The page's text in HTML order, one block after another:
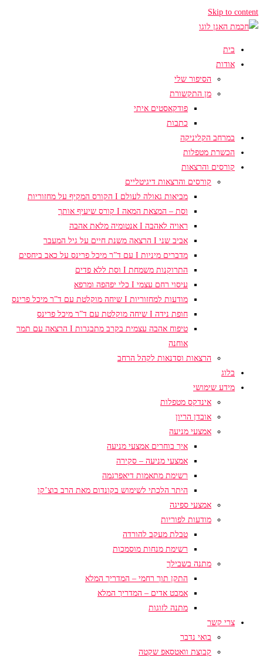
Skip to content
בית
אודות
הסיפור שלי
מן התקשורת
פודקאסטים איתי
כתבות
במרחב הקליניקה
הכשרת מטפלות
קורסים והרצאות
קורסים והרצאות דיגיטליים
מביאות גאולה לעולם I הקורס המקיף על מחזוריות
וסת – המצאת המאה I קורס שיעיף אותך
ראויה לאהבה I אנטומיה מלאת אהבה
אביב שני I הרצאה משנת חיים על גיל המעבר
מדברים מיניות I עם ד”ר מיכל פרינס על כאב ביחסים
התרוקנות משמחת I וסת ללא פדים
עיסוי רחם עצמי I כלי יפהפה ומרפא
מודעות למחזוריות I שיחה מוקלטת עם ד”ר מיכל פרינס
חופת נידה I שיחה מוקלטת עם ד”ר מיכל פרינס
טיפוח אהבה עצמית בקרב מתבגרות I הרצאה עם תמר
אוחנה
הרצאות וסדנאות לקהל הרחב
בלוג
מידע שימושי
אינדקס מטפלות
אובדן הריון
אמצעי מניעה
איך בוחרים אמצעי מניעה
אמצעי מניעה – סקירה
רשימת מתאמות דיאפרגמה
היתר הלכתי לשימוש בקונדום מאת הרב בוצ’קו
אמצעי ספיגה
מודעות לפוריות
טבלת מעקב להורדה
רשימת מנחות מוסמכות
מתנה בשבילך
התקן תוך רחמי – המדריך המלא
אמבט אדים – המדריך המלא
מתנה לזוגות
צרי קשר
בואי נדבר
קבוצת וואטסאפ שקטה